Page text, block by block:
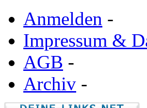
Anmelden -
Impressum &
AGB -
Archiv -